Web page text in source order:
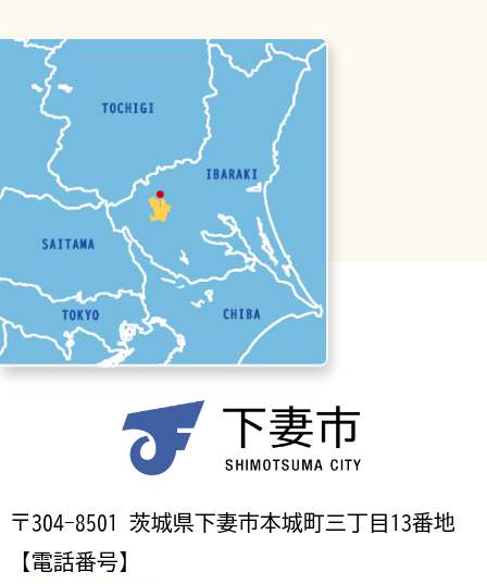
〒304-8501 茨城県下妻市本城町三丁目13番地
【電話番号】